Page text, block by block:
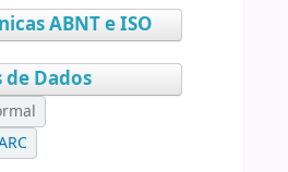
ABNT e ISO
de Dados